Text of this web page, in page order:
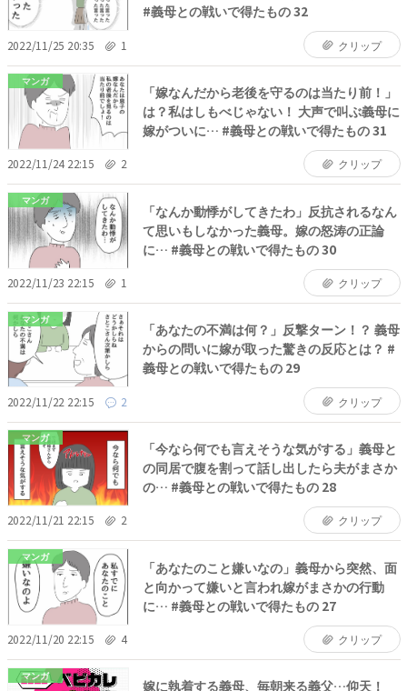
#義母との戦いで得たもの 32
2022/11/25 20:35 1 クリップ
マンガ
「嫁なんだから老後を守るのは当たり前！」
は？私はしもべじゃない！ 大声で叫ぶ義母に
嫁がついに… #義母との戦いで得たもの 31
2022/11/24 22:15 2 クリップ
マンガ
「なんか動悸がしてきたわ」反抗されるなん
て思いもしなかった義母。嫁の怒涛の正論
に… #義母との戦いで得たもの 30
2022/11/23 22:15 1 クリップ
マンガ
「あなたの不満は何？」反撃ターン！？ 義母
からの問いに嫁が取った驚きの反応とは？ #
義母との戦いで得たもの 29
2022/11/22 22:15 2 クリップ
マンガ
「今なら何でも言えそうな気がする」義母と
の同居で腹を割って話し出したら夫がまさか
の… #義母との戦いで得たもの 28
2022/11/21 22:15 2 クリップ
マンガ
「あなたのこと嫌いなの」義母から突然、面
と向かって嫌いと言われ嫁がまさかの行動
に… #義母との戦いで得たもの 27
2022/11/20 22:15 4 クリップ
マンガ
嫁に執着する義母、毎朝来る義父…仰天！